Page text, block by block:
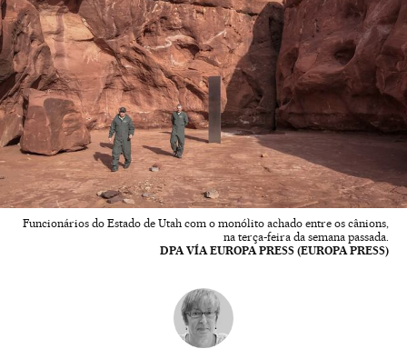
Funcionários do Estado de Utah com o monólito achado entre os cânions,
na terça-feira da semana passada.
DPA VÍA EUROPA PRESS (EUROPA PRESS)